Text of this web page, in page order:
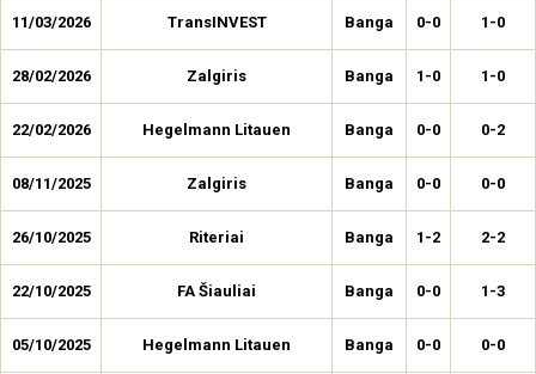
11/03/2026 TransINVEST Banga 0-0 1-0
28/02/2026 Zalgiris Banga 1-0 1-0
22/02/2026 Hegelmann Litauen Banga 0-0 0-2
08/11/2025 Zalgiris Banga 0-0 0-0
26/10/2025 Riteriai Banga 1-2 2-2
22/10/2025 FA Šiauliai Banga 0-0 1-3
05/10/2025 Hegelmann Litauen Banga 0-0 0-0